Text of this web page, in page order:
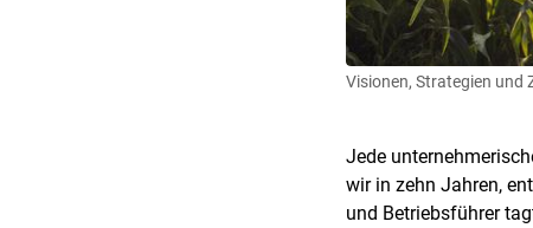
Visionen, Strategien und
Jede
wir in zehn Jahren,
und Betriebsführer